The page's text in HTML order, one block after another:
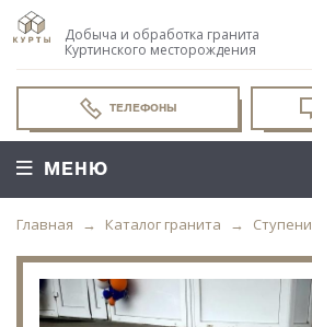
Добыча и обработка гранита
Куртинского месторождения
ТЕЛЕФОНЫ
МЕНЮ
Главная Каталог гранита Ступени